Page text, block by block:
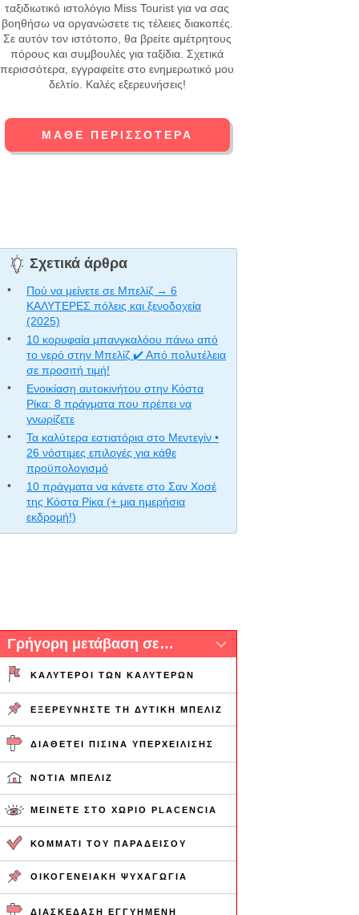
ταξιδιωτικό ιστολόγιο Miss Tourist για να σας
βοηθήσω να οργανώσετε τις τέλειες διακοπές.
Σε αυτόν τον ιστότοπο, θα βρείτε αμέτρητους
πόρους και συμβουλές για ταξίδια. Σχετικά
περισσότερα, εγγραφείτε στο ενημερωτικό μου
δελτίο. Καλές εξερευνήσεις!
ΜΆΘΕ ΠΕΡΙΣΣΌΤΕΡΑ
Σχετικά άρθρα
Πού να μείνετε σε Μπελίζ → 6
ΚΑΛΥΤΕΡΕΣ πόλεις και ξενοδοχεία
(2025)
10 κορυφαία μπανγκαλόου πάνω από
το νερό στην Μπελίζ ✔️ Από πολυτέλεια
σε προσιτή τιμή!
Ενοικίαση αυτοκινήτου στην Κόστα
Ρίκα: 8 πράγματα που πρέπει να
γνωρίζετε
Τα καλύτερα εστιατόρια στο Μεντεγίν •
26 νόστιμες επιλογές για κάθε
προϋπολογισμό
10 πράγματα να κάνετε στο Σαν Χοσέ
της Κόστα Ρίκα (+ μια ημερήσια
εκδρομή!)
Γρήγορη μετάβαση σε…
ΚΑΛΎΤΕΡΟΙ ΤΩΝ ΚΑΛΎΤΕΡΩΝ
ΕΞΕΡΕΥΝΉΣΤΕ ΤΗ ΔΥΤΙΚΉ ΜΠΕΛΊΖ
ΔΙΑΘΈΤΕΙ ΠΙΣΊΝΑ ΥΠΕΡΧΕΊΛΙΣΗΣ
ΝΌΤΙΑ ΜΠΕΛΊΖ
ΜΕΊΝΕΤΕ ΣΤΟ ΧΩΡΙΌ PLACENCIA
ΚΟΜΜΆΤΙ ΤΟΥ ΠΑΡΑΔΕΊΣΟΥ
ΟΙΚΟΓΕΝΕΙΑΚΉ ΨΥΧΑΓΩΓΊΑ
ΔΙΑΣΚΈΔΑΣΗ ΕΓΓΥΗΜΈΝΗ